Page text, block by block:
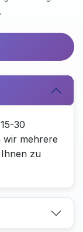
30
wir mehrere
zu